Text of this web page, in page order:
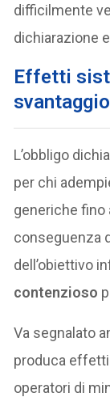
difficilmente
dichiarazione
Effetti
L’obbligo
per chi
generiche fino
conseguenza
dell’obiettivo
contenzioso
Va segnalato
produca
operatori di